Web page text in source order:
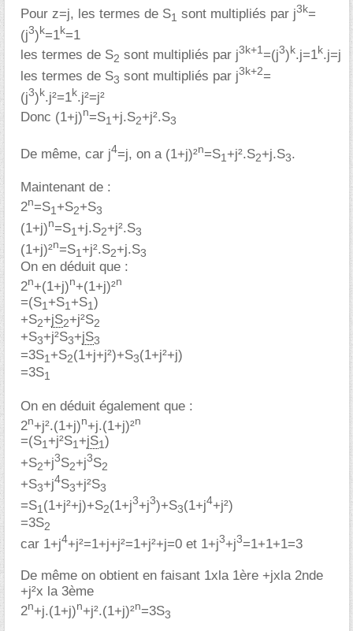
Pour z=j, les termes de S1 sont multipliés par j3k=
(j3)k=1k=1
les termes de S2 sont multipliés par j3k+1=(j3)k.j=1k.j=j
les termes de S3 sont multipliés par j3k+2=
(j3)k.j²=1k.j²=j²
Donc (1+j)n=S1+j.S2+j².S3
De même, car j4=j, on a (1+j)²n=S1+j².S2+j.S3.
Maintenant de :
2n=S1+S2+S3
(1+j)n=S1+j.S2+j².S3
(1+j)²n=S1+j².S2+j.S3
On en déduit que :
2n+(1+j)n+(1+j)²n
=(S1+S1+S1)
+S2+jS2+j²S2
+S3+j²S3+jS3
=3S1+S2(1+j+j²)+S3(1+j²+j)
=3S1
On en déduit également que :
2n+j².(1+j)n+j.(1+j)²n
=(S1+j²S1+jS1)
+S2+j3S2+j3S2
+S3+j4S3+j²S3
=S1 (1+j²+j)+S2(1+j3+j3)+S3(1+j4+j²)
=3S2
car 1+j4+j²=1+j+j²=1+j²+j=0 et 1+j3+j3=1+1+1=3
De même on obtient en faisant 1xla 1ère +jxla 2nde
+j²x la 3ème
2n+j.(1+j)n+j².(1+j)²n=3S3